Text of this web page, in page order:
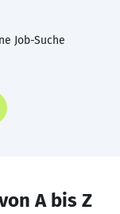
Job-Suche
A bis Z